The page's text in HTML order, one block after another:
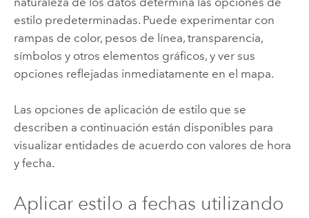
estilo predeterminadas. Puede experimentar con
rampas de color, pesos de línea, transparencia,
símbolos y otros elementos gráficos, y ver sus
opciones reflejadas inmediatamente en el mapa.
Las opciones de aplicación de estilo que se
describen a continuación están disponibles para
visualizar entidades de acuerdo con valores de hora
y fecha.
Aplicar estilo a fechas utilizando